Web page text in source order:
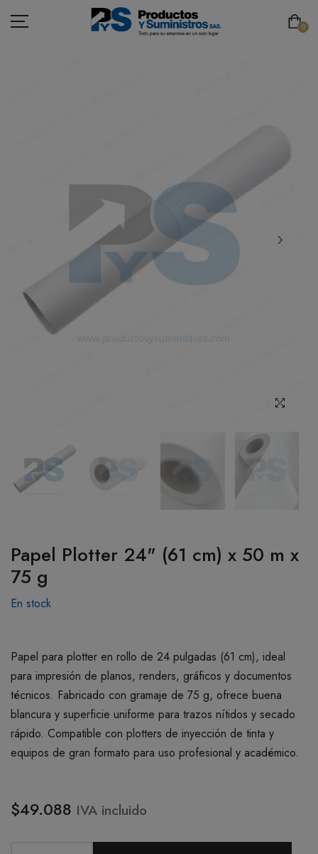
0
SEGURIDAD INDUSTRIAL
EMBALAJE
BOTIQUÍN
Papel Plotter 24" (61 cm) x 50 m x
75 g
En stock
Papel para plotter en rollo de 24 pulgadas (61 cm), ideal
para impresión de planos, renders, gráficos y documentos
técnicos. Fabricado con gramaje de 75 g, ofrece buena
blancura y superficie uniforme para trazos nítidos y secado
rápido. Compatible con plotters de inyección de tinta y
equipos de gran formato para uso profesional y académico.
$49.088 IVA incluido